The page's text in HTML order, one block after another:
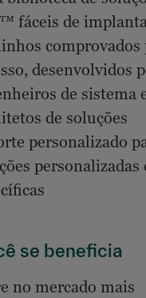
fáceis de
comprovados
desenvolvidos
de sistema
de soluções
personalizado
personalizadas
se beneficia
no mercado mais